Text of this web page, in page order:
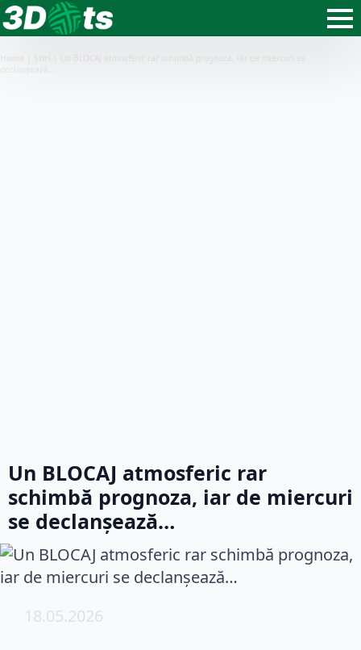
Un BLOCAJ atmosferic rar
schimbă prognoza, iar de miercuri
se declanșează…
18.05.2026